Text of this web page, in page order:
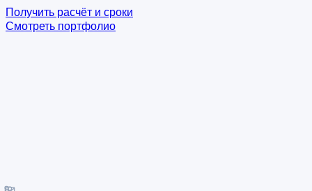
Получить расчёт и сроки
Смотреть портфолио